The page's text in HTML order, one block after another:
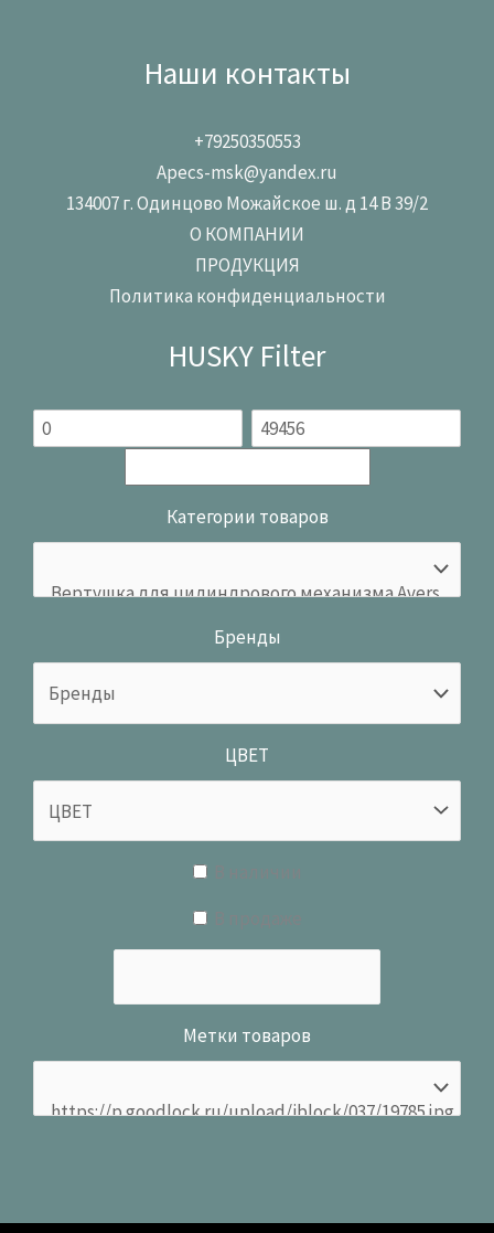
Наши контакты
+79250350553
Apecs-msk@yandex.ru
134007 г. Одинцово Можайское ш. д 14 В 39/2
О КОМПАНИИ
ПРОДУКЦИЯ
Политика конфиденциальности
HUSKY Filter
Категории товаров
Бренды
ЦВЕТ
Метки товаров